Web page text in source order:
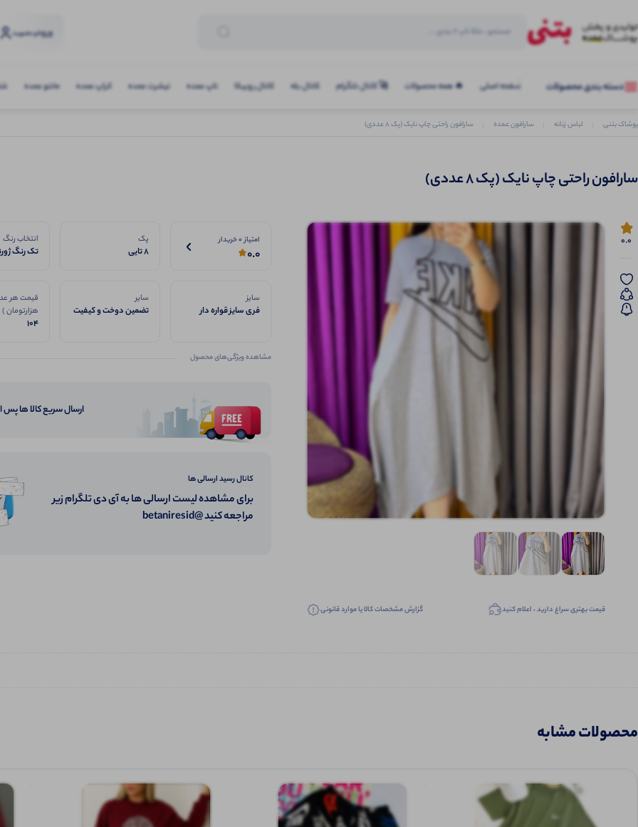
ورودو عضویت
دسته بندی محصولات صفحه اصلی 🔥 همه محصولات 🚀 کانال تلگرام کانال بله کانال روبیکا تاپ عمده تیشرت عمده کراپ عمده مانتو عمده
پوشاک بتنی لباس زنانه سارافون عمده سارافون‌ راحتی چاپ نایک (پک 8 عددی)
سارافون‌ راحتی چاپ نایک (پک 8 عددی)
0.0
قیمت بهتری سراغ دارید ، اعلام کنید گزارش مشخصات کالا یا موارد قانونی
امتیاز 0 خریدار
0.0
پک
8 تایی
انتخاب رنگ
تک رنگ
سایز
فری سایز قواره دار
سایر
تضمین دوخت و کیفیت
قیمت هر
هزارتومان )
104
مشاهده ویژگی‌های محصول
ارسال سریع کالا ها
کانال رسید ارسالی ها
برای مشاهده لیست ارسالی ها به آی دی تلگرام زیر
مراجعه کنید @betaniresid
محصولات مشابه